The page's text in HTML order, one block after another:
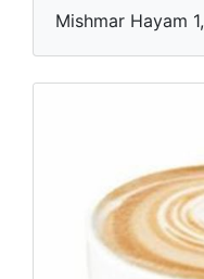
Mishmar Hayam